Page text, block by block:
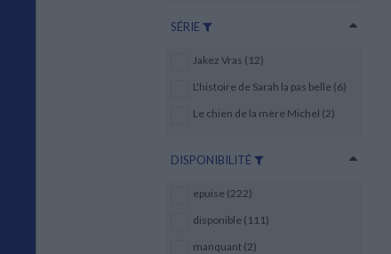
SÉRIE
Jakez Vras (12)
L'histoire de Sarah la pas belle (6)
Le chien de la mère Michel (2)
DISPONIBILITÉ
epuise (222)
disponible (111)
manquant (2)